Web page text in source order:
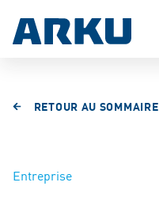
RETOUR AU SOMMAIRE
Entreprise